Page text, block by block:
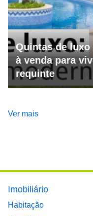
Quintas de
à venda para
requinte
Ver mais
Footer main menu
Imobiliário
Habitação